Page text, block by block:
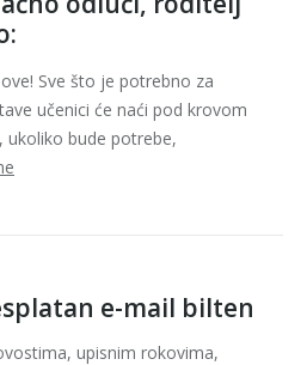
Sve što je potrebno za
učenici će naći pod krovom
ukoliko bude potrebe,
e-mail bilten
upisnim rokovima,